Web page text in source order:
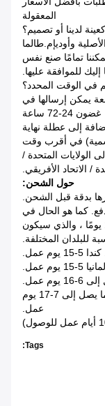
المعقولة
وأوديإم.طالما
تمامًا صنع نفس
إليك للموافقة عليها.
يمكن إرسالها في
غضون 24-72 ساعة
24 ساعة (بالإضافة إلى عطلة نهاية
في أقرب وقت
7 أيام عمل إلى الولايات المتحدة /
/ الاتحاد الأفريقي.
حول الشحن:
عمل بعد الدفع. كما هو الحال في
وقت الشحن ، عادة ما يكون من 6 إلى 15 يومًا ، والذي سيكون
للبلدان المختلفة.
6. قد تستغرق البرازيل / أمريكا الجنوبية ما يصل إلى 7-17 يوم
عمل.
Tags: